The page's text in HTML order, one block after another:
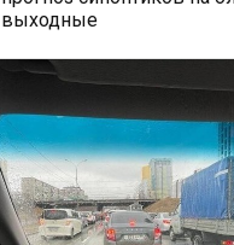
выходные